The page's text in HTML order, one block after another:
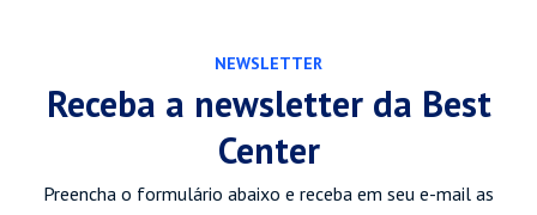
NEWSLETTER
Receba a newsletter da Best
Center
Preencha o formulário abaixo e receba em seu e-mail as